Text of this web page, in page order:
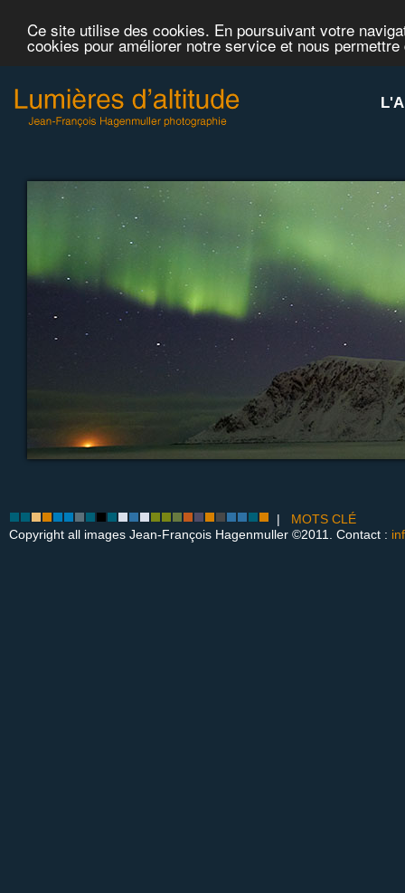
Ce site utilise des cookies. En poursuivant votre
cookies pour améliorer notre service et nous
| MOTS CLÉ
Copyright all images Jean-François Hagenmuller ©2011. Contact :